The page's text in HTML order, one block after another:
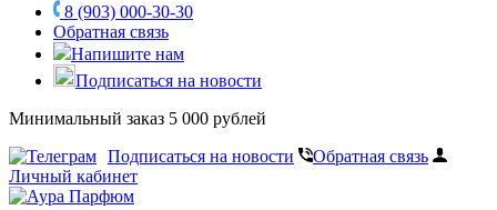
8 (903) 000-30-30
Обратная связь
Напишите нам
Подписаться на новости
Минимальный заказ 5 000 рублей
Подписаться на новости
Обратная связь
Личный кабинет